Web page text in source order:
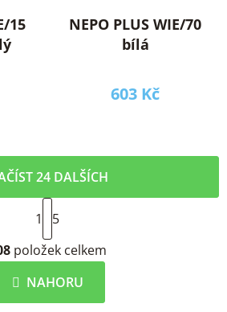
15
NEPO PLUS WIE/70
bílá
603 Kč
O
v
l
á
24 DALŠÍCH
S
r
á
n
k
1
5
položek celkem
NAHORU